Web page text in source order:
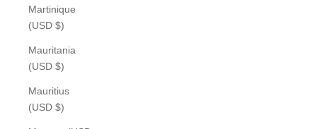
Martinique
(USD $)
Mauritania
(USD $)
Mauritius
(USD $)